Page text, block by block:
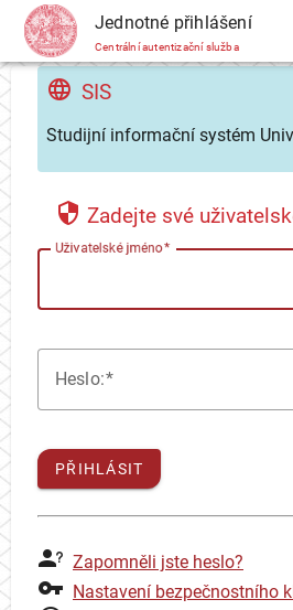
CAS Jednotné přihlášení
Centrální autentizační služba
SIS
Studijní informační systém
Zadejte své
Uživatelské jméno
Heslo:
PŘIHLÁSIT
Zapomněli jste heslo?
Nastavení bezpečnostního